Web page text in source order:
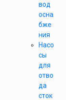
вод
осна
бже
ния
Насо
сы
для
отво
да
сток